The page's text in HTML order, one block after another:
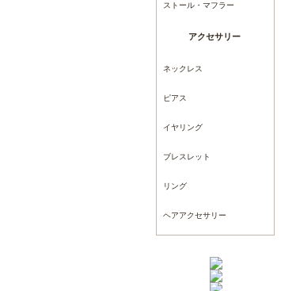
ストール・マフラー
アクセサリー
ネックレス
ピアス
イヤリング
ブレスレット
リング
ヘアアクセサリー